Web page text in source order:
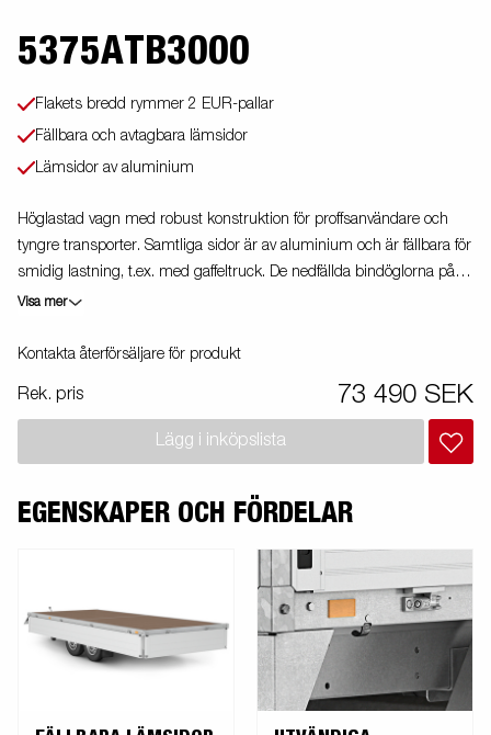
5375ATB3000
Flakets bredd rymmer 2 EUR-pallar
Fällbara och avtagbara lämsidor
Lämsidor av aluminium
Höglastad vagn med robust konstruktion för proffsanvändare och
tyngre transporter. Samtliga sidor är av aluminium och är fällbara för
smidig lastning, t.ex. med gaffeltruck. De nedfällda bindöglorna på
lastplattformen gör det extra smidigt att säkra lasten. Den V-formade
Vagnen på bilden kan vara extrautrustad.
Visa mer
Kontakta återförsäljare för produkt
Rek. pris 73 490 SEK
Lägg i inköpslista
EGENSKAPER OCH FÖRDELAR